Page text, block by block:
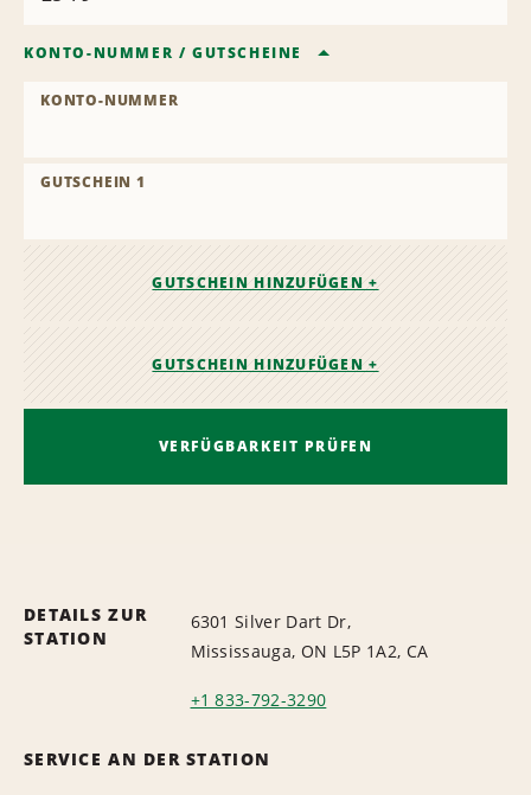
KONTO-NUMMER / GUTSCHEINE
KONTO-NUMMER
GUTSCHEIN 1
GUTSCHEIN HINZUFÜGEN +
GUTSCHEIN HINZUFÜGEN +
VERFÜGBARKEIT PRÜFEN
DETAILS ZUR
STATION
6301 Silver Dart Dr,
Mississauga, ON L5P 1A2, CA
+1 833-792-3290
SERVICE AN DER STATION